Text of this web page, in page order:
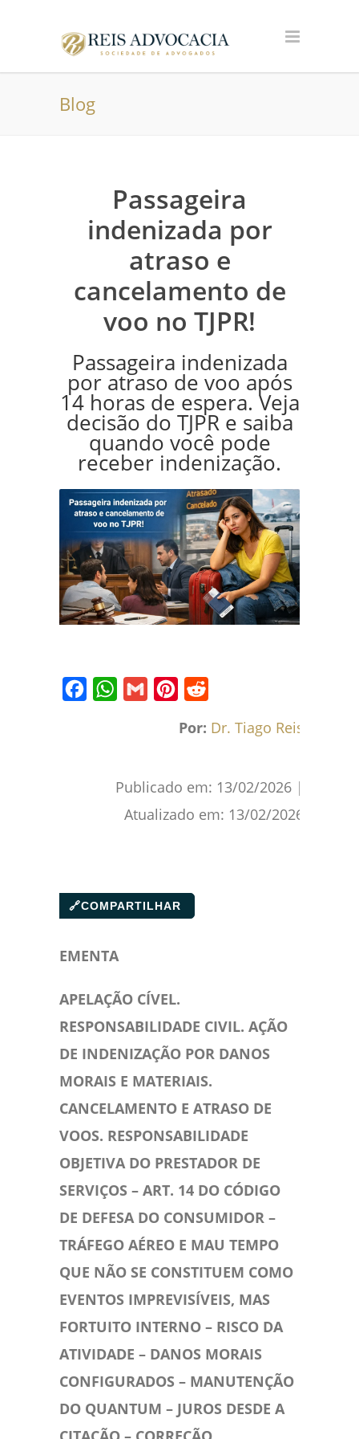
Blog
Passageira
indenizada por
atraso e
cancelamento de
voo no TJPR!
Passageira indenizada
por atraso de voo após
14 horas de espera. Veja
decisão do TJPR e saiba
quando você pode
receber indenização.
Por: Dr. Tiago Reis
Publicado em: 13/02/2026 |
Atualizado em: 13/02/2026
🔗COMPARTILHAR
EMENTA
APELAÇÃO CÍVEL.
RESPONSABILIDADE CIVIL. AÇÃO
DE INDENIZAÇÃO POR DANOS
MORAIS E MATERIAIS.
CANCELAMENTO E ATRASO DE
VOOS. RESPONSABILIDADE
OBJETIVA DO PRESTADOR DE
SERVIÇOS – ART. 14 DO CÓDIGO
DE DEFESA DO CONSUMIDOR –
TRÁFEGO AÉREO E MAU TEMPO
QUE NÃO SE CONSTITUEM COMO
EVENTOS IMPREVISÍVEIS, MAS
FORTUITO INTERNO – RISCO DA
ATIVIDADE – DANOS MORAIS
CONFIGURADOS – MANUTENÇÃO
DO QUANTUM – JUROS DESDE A